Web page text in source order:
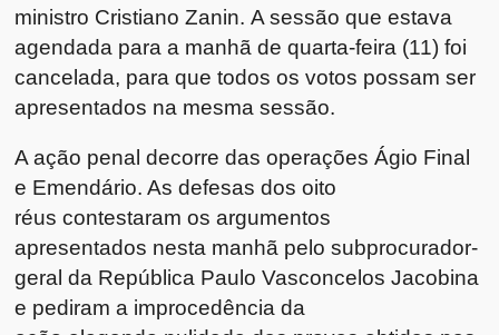
ministro Cristiano Zanin. A sessão que estava
agendada para a manhã de quarta-feira (11) foi
cancelada, para que todos os votos possam ser
apresentados na mesma sessão.
A ação penal decorre das operações Ágio Final
e Emendário. As defesas dos oito
réus contestaram os argumentos
apresentados nesta manhã pelo subprocurador-
geral da República Paulo Vasconcelos Jacobina
e pediram a improcedência da